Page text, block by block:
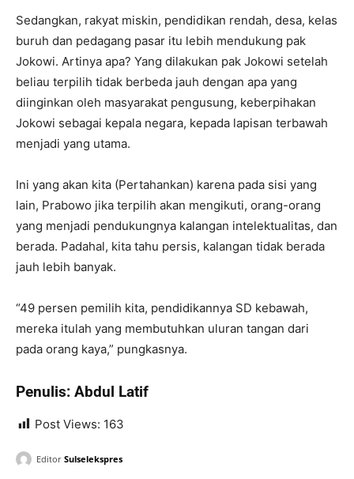
Sedangkan, rakyat miskin, pendidikan rendah, desa, kelas
buruh dan pedagang pasar itu lebih mendukung pak
Jokowi. Artinya apa? Yang dilakukan pak Jokowi setelah
beliau terpilih tidak berbeda jauh dengan apa yang
diinginkan oleh masyarakat pengusung, keberpihakan
Jokowi sebagai kepala negara, kepada lapisan terbawah
menjadi yang utama.
Ini yang akan kita (Pertahankan) karena pada sisi yang
lain, Prabowo jika terpilih akan mengikuti, orang-orang
yang menjadi pendukungnya kalangan intelektualitas, dan
berada. Padahal, kita tahu persis, kalangan tidak berada
jauh lebih banyak.
“49 persen pemilih kita, pendidikannya SD kebawah,
mereka itulah yang membutuhkan uluran tangan dari
pada orang kaya,” pungkasnya.
Penulis: Abdul Latif
Post Views: 163
Editor Sulselekspres